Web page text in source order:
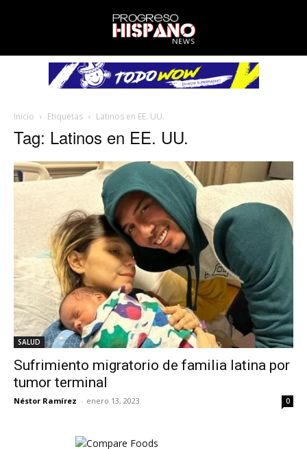
Inicio Etiquetas Latinos en EE. UU.
Tag: Latinos en EE. UU.
SALUD
Sufrimiento migratorio de familia latina por
tumor terminal
Néstor Ramírez - enero 13, 2023 0